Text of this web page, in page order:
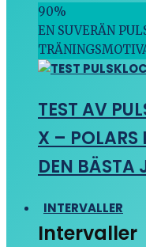
90%
EN SUVERÄN
TEST AV
X – POLARS
DEN BÄSTA
INTERVALLER
Intervaller